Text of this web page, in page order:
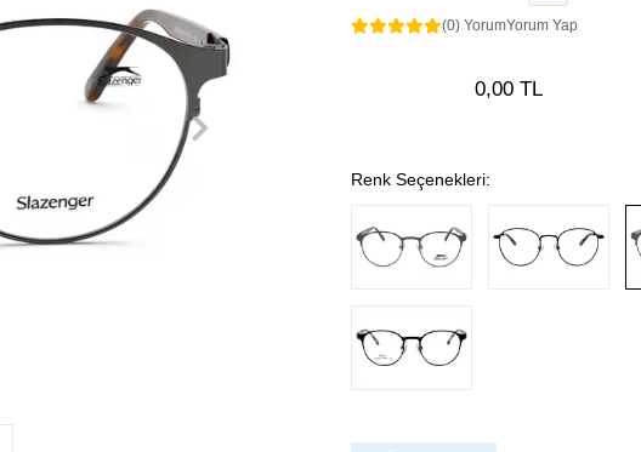
(0) YorumYorum Yap
0,00 TL
Renk Seçenekleri: